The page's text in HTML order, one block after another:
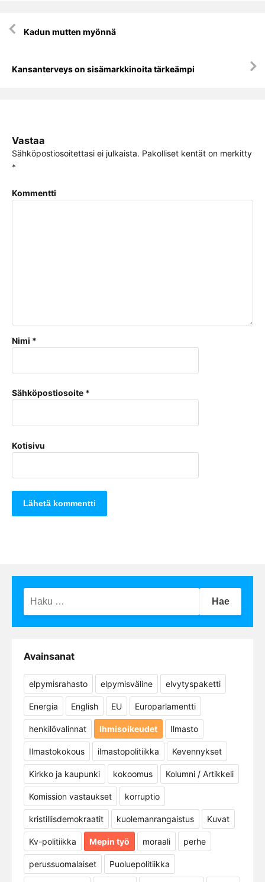
Artikkelien
selausKadun mutten myönnä
Kansanterveys on sisämarkkinoita tärkeämpi
Vastaa
Sähköpostiosoitettasi ei julkaista. Pakolliset kentät on merkitty
*
Kommentti
Nimi *
Sähköpostiosoite *
Kotisivu
Avainsanat
elpymisrahasto elpymisväline elvytyspaketti
Energia English EU Europarlamentti
henkilövalinnat Ihmisoikeudet Ilmasto
Ilmastokokous ilmastopolitiikka Kevennykset
Kirkko ja kaupunki kokoomus Kolumni / Artikkeli
Komission vastaukset korruptio
kristillisdemokraatit kuolemanrangaistus Kuvat
Kv-politiikka Mepin työ moraali perhe
perussuomalaiset Puoluepolitiikka